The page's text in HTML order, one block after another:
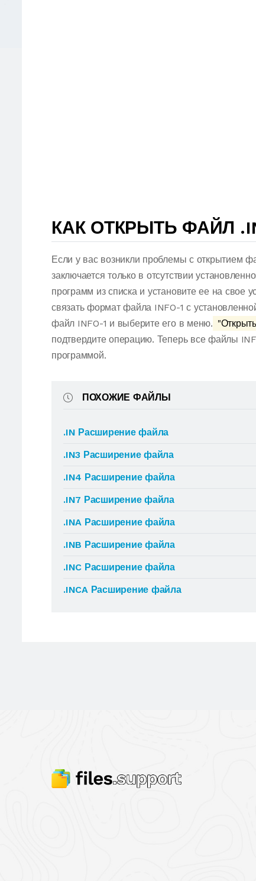
КАК ОТКРЫТЬ ФАЙЛ
Если у вас возникли проблемы с открытием
заключается только в отсутствии
программ из списка и установите ее на свое
связать формат файла INFO-1 с
файл INFO-1 и выберите его в меню.
подтвердите операцию. Теперь все файлы
программой.
ПОХОЖИЕ ФАЙЛЫ
.IN Расширение файла
.IN3 Расширение файла
.IN4 Расширение файла
.IN7 Расширение файла
.INA Расширение файла
.INB Расширение файла
.INC Расширение файла
.INCA Расширение файла